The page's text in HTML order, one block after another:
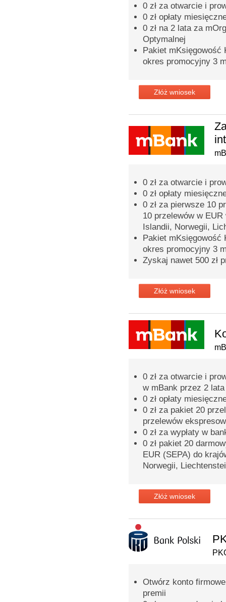
0 zł za otwarcie i
0 zł opłaty
0 zł na 2 lata za
Optymalnej
Pakiet mKsięgowość
okres promocyjny 3
Złóż wniosek
0 zł za otwarcie i
0 zł opłaty
0 zł za pierwsze 10
10 przelewów w
Islandii, Norwegii,
Pakiet mKsięgowość
okres promocyjny 3
Zyskaj nawet 500 zł
Złóż wniosek
0 zł za otwarcie i
w mBank przez 2 lata
0 zł opłaty
0 zł za pakiet 20
przelewów
0 zł za wypłaty w
0 zł pakiet 20
EUR (SEPA) do
Norwegii,
Złóż wniosek
Otwórz konto
premii